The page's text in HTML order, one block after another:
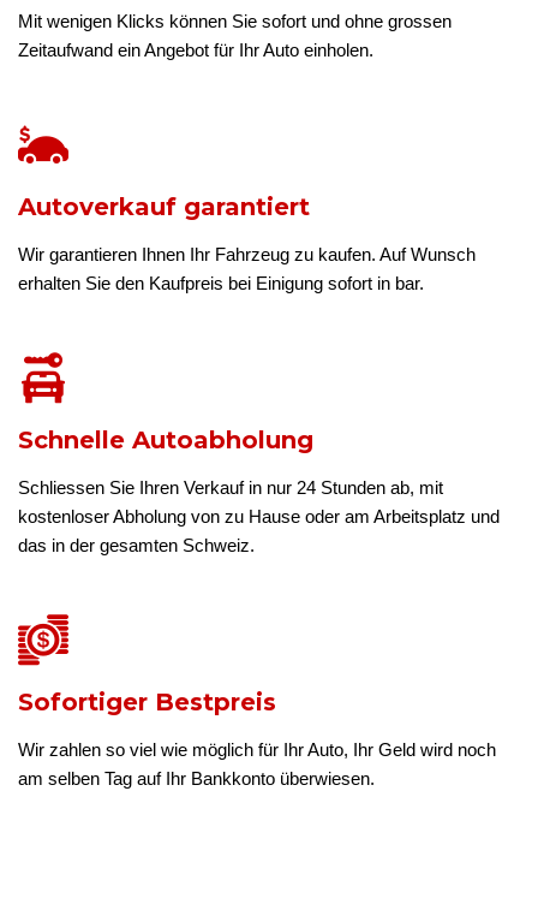
Mit wenigen Klicks können Sie sofort und ohne grossen
Zeitaufwand ein Angebot für Ihr Auto einholen.
Autoverkauf garantiert
Wir garantieren Ihnen Ihr Fahrzeug zu kaufen. Auf Wunsch
erhalten Sie den Kaufpreis bei Einigung sofort in bar.
Schnelle Autoabholung
Schliessen Sie Ihren Verkauf in nur 24 Stunden ab, mit
kostenloser Abholung von zu Hause oder am Arbeitsplatz und
das in der gesamten Schweiz.
Sofortiger Bestpreis
Wir zahlen so viel wie möglich für Ihr Auto, Ihr Geld wird noch
am selben Tag auf Ihr Bankkonto überwiesen.